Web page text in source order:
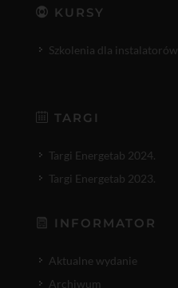
KURSY
Szkolenia dla instalatorów
TARGI
Targi Energetab 2024.
Targi Energetab 2023.
INFORMATOR
Aktualne wydanie
Archiwum